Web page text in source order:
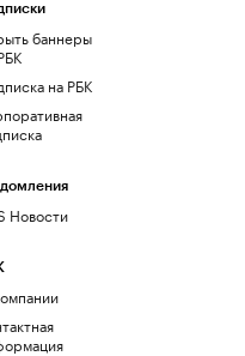
баннеры
на РБК
Новости